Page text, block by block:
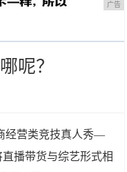
广告
呢？
营类竞技真人秀—
播带货与综艺形式相